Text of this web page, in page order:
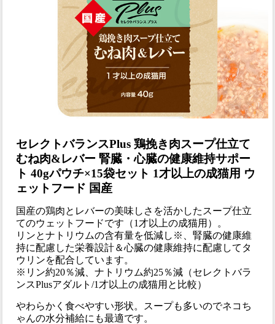
セレクトバランスPlus 鶏挽き肉スープ仕立て
むね肉&レバー 腎臓・心臓の健康維持サポー
ト 40gパウチ×15袋セット 1才以上の成猫用 ウ
ェットフード 国産
国産の鶏肉とレバーの美味しさを活かしたスープ仕立
てのウェットフードです（1才以上の成猫用）。
リンとナトリウムの含有量を低減し※、腎臓の健康維
持に配慮した栄養設計＆心臓の健康維持に配慮してタ
ウリンを配合しています。
※リン約20％減、ナトリウム約25％減（セレクトバラ
ンスPlusアダルト/1才以上の成猫用と比較）
やわらかく食べやすい形状。スープも多いのでネコち
ゃんの水分補給にも最適です。